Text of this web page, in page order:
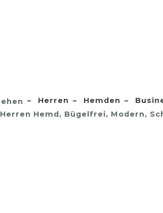
Herren Hemden
Hemd, Bügelfrei, Modern,